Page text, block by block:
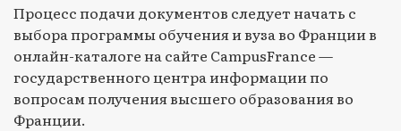
Процесс подачи документов следует начать с
выбора программы обучения и вуза во Франции в
онлайн-каталоге на сайте СampusFrance —
государственного центра информации по
вопросам получения высшего образования во
Франции.